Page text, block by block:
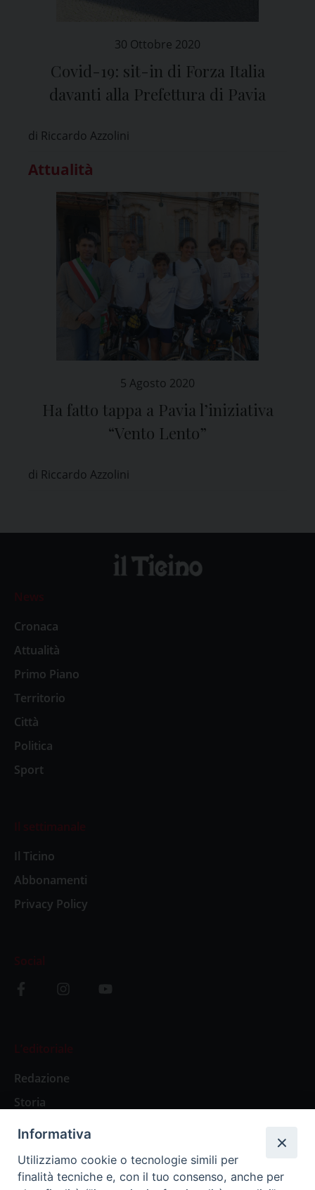
30 Ottobre 2020
Covid-19: sit-in di Forza Italia
davanti alla Prefettura di Pavia
di Riccardo Azzolini
Attualità
5 Agosto 2020
Ha fatto tappa a Pavia l’iniziativa
“Vento Lento”
di Riccardo Azzolini
News
Cronaca
Attualità
Primo Piano
Territorio
Città
Politica
Sport
Il settimanale
Il Ticino
Abbonamenti
Privacy Policy
Social
L’editoriale
Redazione
Storia
Abbonamenti
Informativa
Utilizziamo cookie o tecnologie simili per
finalità tecniche e, con il tuo consenso, anche per